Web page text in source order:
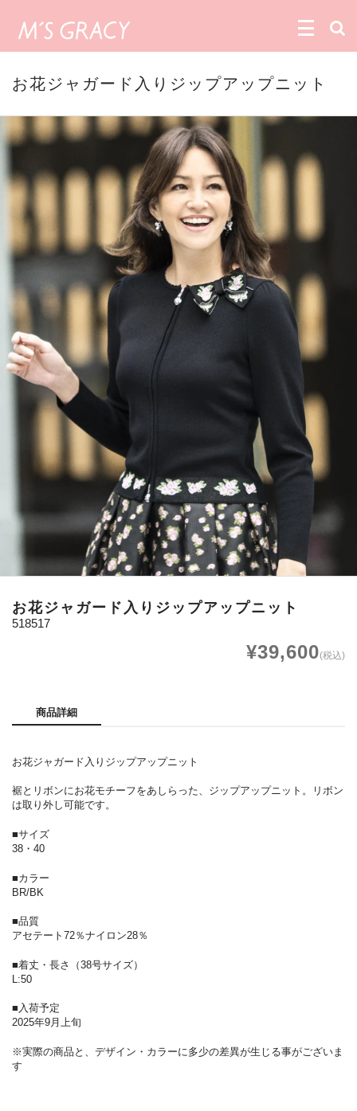
お花ジャガード入りジップアップニット
お花ジャガード入りジップアップニット
518517
¥39,600(税込)
商品詳細
お花ジャガード入りジップアップニット
裾とリボンにお花モチーフをあしらった、ジップアップニット。リボン
は取り外し可能です。
■サイズ
38・40
■カラー
BR/BK
■品質
アセテート72％ナイロン28％
■着丈・長さ（38号サイズ）
L:50
■入荷予定
2025年9月上旬
※実際の商品と、デザイン・カラーに多少の差異が生じる事がございま
す